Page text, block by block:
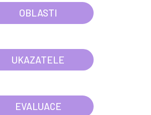
OBLASTI
UKAZATELE
EVALUACE